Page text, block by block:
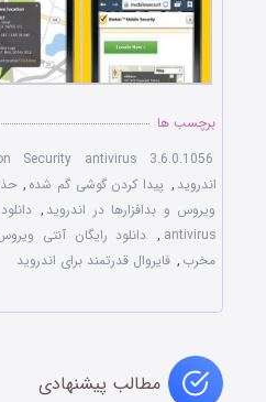
برچسب ها
Security antivirus 3.6.0.1056
اندروید , پیدا کردن گوشی گم شده ,
ویروس و بدافزارها در اندروید ,
antivirus
, دانلود رایگان آنتی
مخرب , فایروال قدرتمند برای اندروید
مطالب پیشنهادی